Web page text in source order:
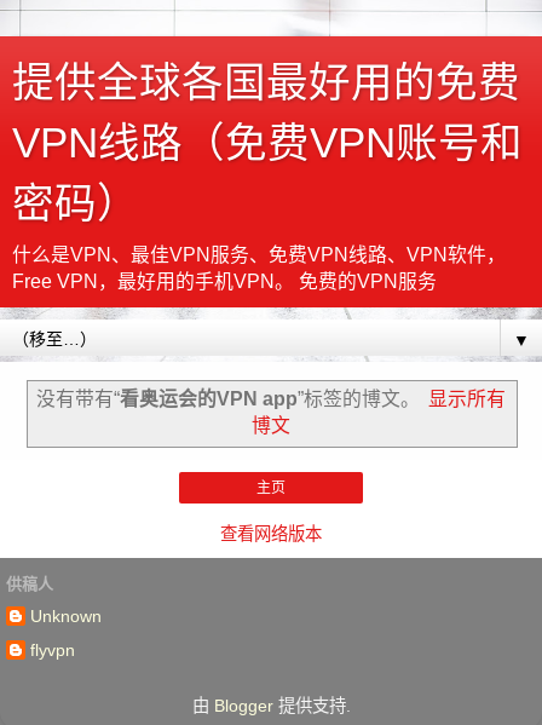
提供全球各国最好用的免费
VPN线路（免费VPN账号和
密码）
什么是VPN、最佳VPN服务、免费VPN线路、VPN软件，
Free VPN，最好用的手机VPN。 免费的VPN服务
▼
没有带有“看奥运会的VPN app”标签的博文。
显示所有
博文
主页
查看网络版本
供稿人
Unknown
flyvpn
由 Blogger提供支持.